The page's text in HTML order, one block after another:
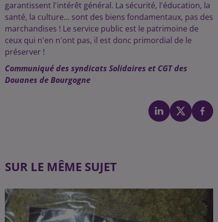
garantissent l'intérêt général. La sécurité, l'éducation, la
santé, la culture... sont des biens fondamentaux, pas des
marchandises ! Le service public est le patrimoine de
ceux qui n'en n'ont pas, il est donc primordial de le
préserver !
Communiqué des syndicats Solidaires et CGT des
Douanes de Bourgogne
SUR LE MÊME SUJET